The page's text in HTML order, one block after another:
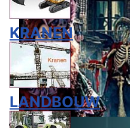
KRANEN
LANDBOUW